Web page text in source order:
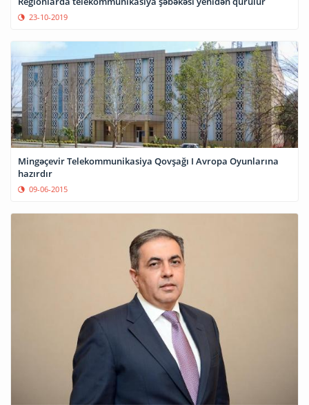
23-10-2019
Mingəçevir Telekommunikasiya Qovşağı I Avropa Oyunlarına
hazırdır
09-06-2015